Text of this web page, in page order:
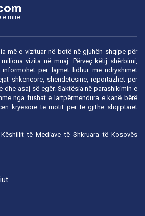
mirë...
më e vizituar në botë në gjuhën shqipe për
vizita në muaj. Përveç këtij shërbimi,
për lajmet lidhur me ndryshimet
shkencore, shëndetësinë, reportazhet për
dhe asaj së egër. Saktësia në parashikimin e
nga fushat e lartpërmendura e kanë bërë
kryesore të motit për të gjithë shqiptarët
Këshillit të Mediave të Shkruara të Kosovës